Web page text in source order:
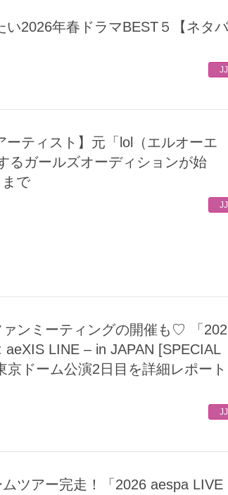
JJ
るガールズオーディションが始
で
JJ
LINE – in JAPAN [SPECIAL
ドーム公演2日目を詳細レポート
JJ